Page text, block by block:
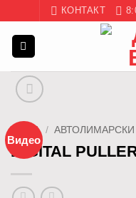
content
КОНТАКТ
Видео
ДОМА /
DIGITAL